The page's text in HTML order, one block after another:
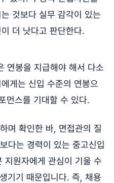
것보다 실무 감각이 있는
더 낫다고 판단한다.
연봉을 지급해야 해서 다소
게는 신입 수준의 연봉으
먼스를 기대할 수 있다.
며 확인한 바, 면접관의 질
다는 경력이 있는 중고신입
지원자에게 관심이 기울 수
기기 때문입니다. 즉, 채용